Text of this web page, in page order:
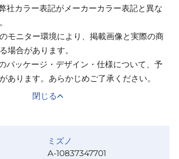
社カラー表記がメーカーカラー表記と異な
モニター環境により、掲載画像と実際の商
場合があります。
パッケージ・デザイン・仕様について、予
あります。あらかじめご了承ください。
閉じる
ミズノ
A-10837347701